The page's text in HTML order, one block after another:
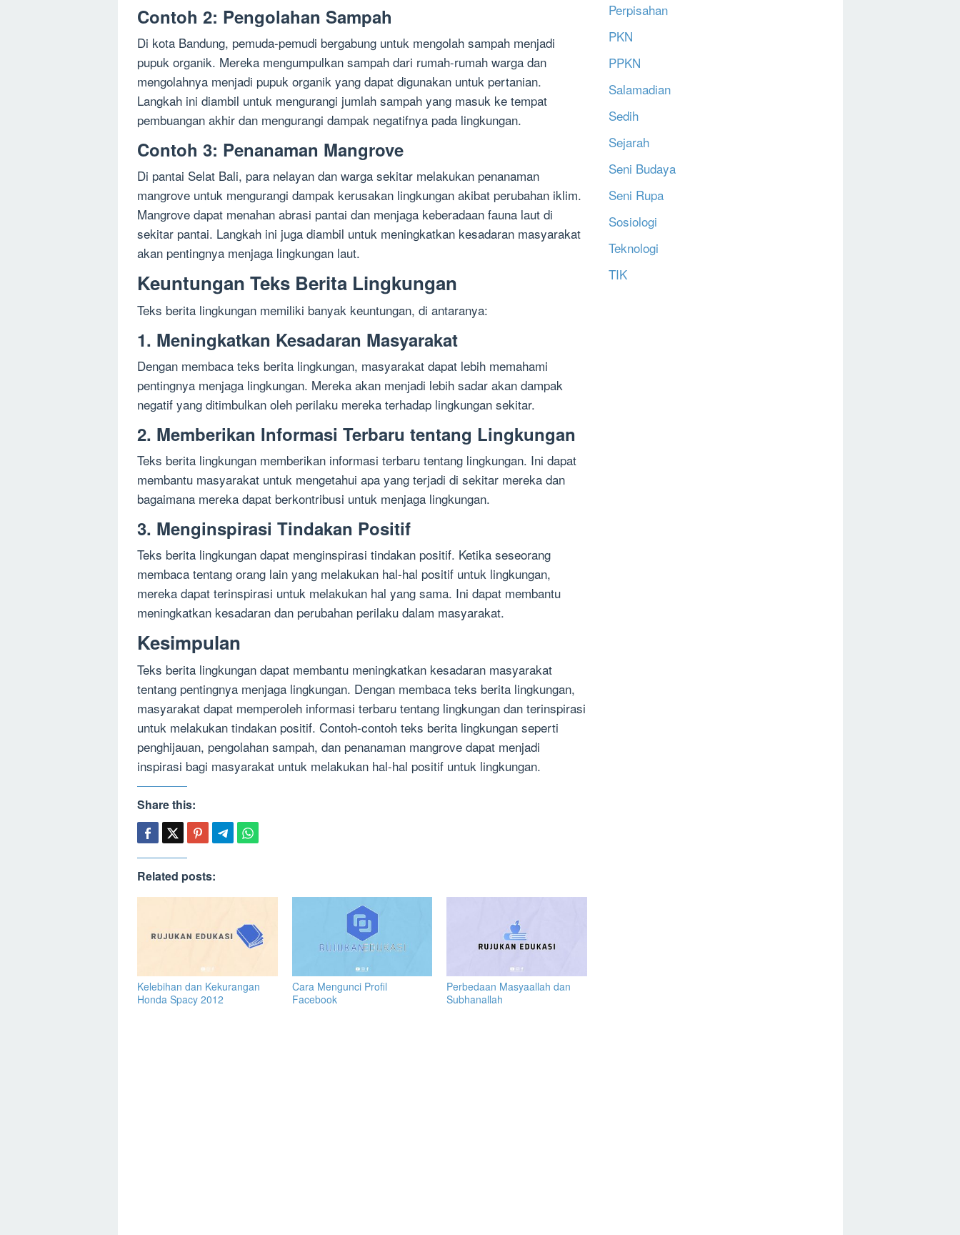
Contoh 2: Pengolahan Sampah
Di kota Bandung, pemuda-pemudi bergabung untuk mengolah sampah menjadi
pupuk organik. Mereka mengumpulkan sampah dari rumah-rumah warga dan
mengolahnya menjadi pupuk organik yang dapat digunakan untuk pertanian.
Langkah ini diambil untuk mengurangi jumlah sampah yang masuk ke tempat
pembuangan akhir dan mengurangi dampak negatifnya pada lingkungan.
Contoh 3: Penanaman Mangrove
Di pantai Selat Bali, para nelayan dan warga sekitar melakukan penanaman
mangrove untuk mengurangi dampak kerusakan lingkungan akibat perubahan iklim.
Mangrove dapat menahan abrasi pantai dan menjaga keberadaan fauna laut di
sekitar pantai. Langkah ini juga diambil untuk meningkatkan kesadaran masyarakat
akan pentingnya menjaga lingkungan laut.
Keuntungan Teks Berita Lingkungan
Teks berita lingkungan memiliki banyak keuntungan, di antaranya:
1. Meningkatkan Kesadaran Masyarakat
Dengan membaca teks berita lingkungan, masyarakat dapat lebih memahami
pentingnya menjaga lingkungan. Mereka akan menjadi lebih sadar akan dampak
negatif yang ditimbulkan oleh perilaku mereka terhadap lingkungan sekitar.
2. Memberikan Informasi Terbaru tentang Lingkungan
Teks berita lingkungan memberikan informasi terbaru tentang lingkungan. Ini dapat
membantu masyarakat untuk mengetahui apa yang terjadi di sekitar mereka dan
bagaimana mereka dapat berkontribusi untuk menjaga lingkungan.
3. Menginspirasi Tindakan Positif
Teks berita lingkungan dapat menginspirasi tindakan positif. Ketika seseorang
membaca tentang orang lain yang melakukan hal-hal positif untuk lingkungan,
mereka dapat terinspirasi untuk melakukan hal yang sama. Ini dapat membantu
meningkatkan kesadaran dan perubahan perilaku dalam masyarakat.
Kesimpulan
Teks berita lingkungan dapat membantu meningkatkan kesadaran masyarakat
tentang pentingnya menjaga lingkungan. Dengan membaca teks berita lingkungan,
masyarakat dapat memperoleh informasi terbaru tentang lingkungan dan terinspirasi
untuk melakukan tindakan positif. Contoh-contoh teks berita lingkungan seperti
penghijauan, pengolahan sampah, dan penanaman mangrove dapat menjadi
inspirasi bagi masyarakat untuk melakukan hal-hal positif untuk lingkungan.
Share this:
Related posts:
Kelebihan dan Kekurangan
Honda Spacy 2012
Cara Mengunci Profil
Facebook
Perbedaan Masyaallah dan
Subhanallah
Perpisahan
PKN
PPKN
Salamadian
Sedih
Sejarah
Seni Budaya
Seni Rupa
Sosiologi
Teknologi
TIK